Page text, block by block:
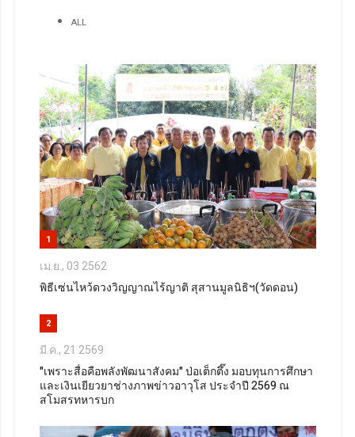
ALL
1
เม.ย., 03 2562
พิธีเซ่นไหว้ดวงวิญญาณไร้ญาติ สุสานมูลนิธิฯ(วัดดอน)
2
มี.ค., 21 2569
"เพราะสื่อคือพลังพัฒนาสังคม" ป่อเต็กตึ๊ง มอบทุนการศึกษา
และเงินเยียวยาช่างภาพข่าวอาวุโส ประจำปี 2569 ณ
สโมสรทหารบก